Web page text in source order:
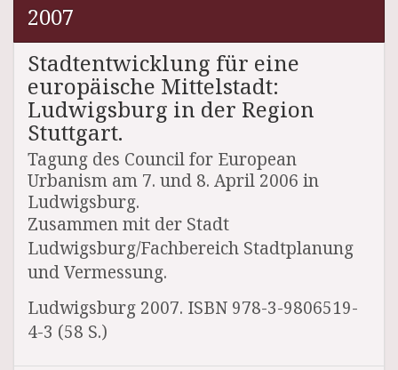
2007
Stadtentwicklung für eine
europäische Mittelstadt:
Ludwigsburg in der Region
Stuttgart.
Tagung des Council for European
Urbanism am 7. und 8. April 2006 in
Ludwigsburg.
Zusammen mit der Stadt
Ludwigsburg/Fachbereich Stadtplanung
und Vermessung.
Ludwigsburg 2007. ISBN 978-3-9806519-
4-3 (58 S.)